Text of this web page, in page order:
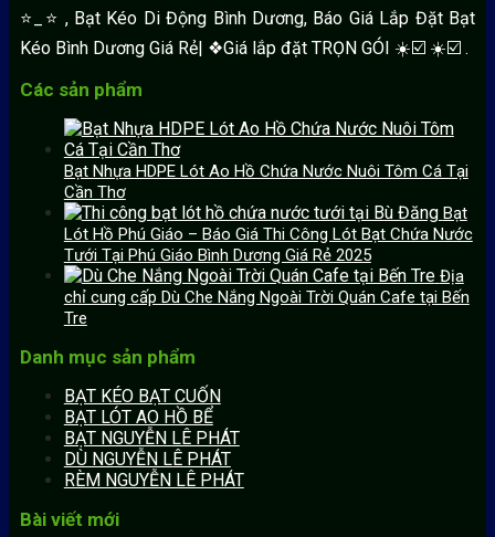
⭐️_⭐ , Bạt Kéo Di Động Bình Dương, Báo Giá Lắp Đặt Bạt
Kéo Bình Dương Giá Rẻ| ❖Giá lắp đặt TRỌN GÓI ☀️☑️ ☀️☑️ .
Các sản phẩm
Bạt Nhựa HDPE Lót Ao Hồ Chứa Nước Nuôi Tôm Cá Tại
Cần Thơ
Bạt
Lót Hồ Phú Giáo – Báo Giá Thi Công Lót Bạt Chứa Nước
Tưới Tại Phú Giáo Bình Dương Giá Rẻ 2025
Địa
chỉ cung cấp Dù Che Nắng Ngoài Trời Quán Cafe tại Bến
Tre
Danh mục sản phẩm
BẠT KÉO BẠT CUỐN
BẠT LÓT AO HỒ BỂ
BẠT NGUYỄN LÊ PHÁT
DÙ NGUYỄN LÊ PHÁT
RÈM NGUYỄN LÊ PHÁT
Bài viết mới